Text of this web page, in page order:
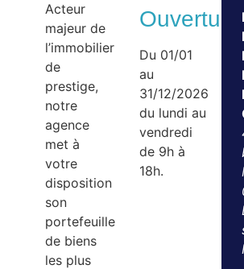
Acteur
majeur de
l’immobilier
de
prestige,
notre
agence
met à
votre
disposition
son
portefeuille
de biens
les plus
Du 01/01
au
31/12/2026
du lundi au
vendredi
de 9h à
18h.